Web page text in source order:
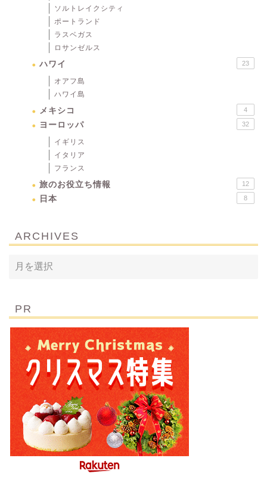
ソルトレイクシティ
ポートランド
ラスベガス
ロサンゼルス
ハワイ 23
オアフ島
ハワイ島
メキシコ 4
ヨーロッパ 32
イギリス
イタリア
フランス
旅のお役立ち情報 12
日本 8
ARCHIVES
PR